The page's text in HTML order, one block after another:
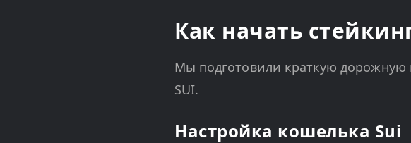
Как начать
Мы подготовили краткую дорожную
SUI.
Настройка кошелька Sui